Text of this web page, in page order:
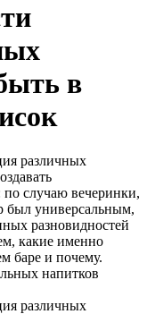
в
различных
по случаю вечеринки,
был универсальным,
разновидностей
какие именно
баре и почему.
различных